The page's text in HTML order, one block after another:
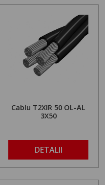
Cablu T2XIR 50 OL-AL
3X50
DETALII